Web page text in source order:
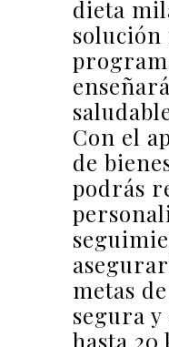
dieta
solución
Con el
de
podrás
metas
segura y
hasta 20